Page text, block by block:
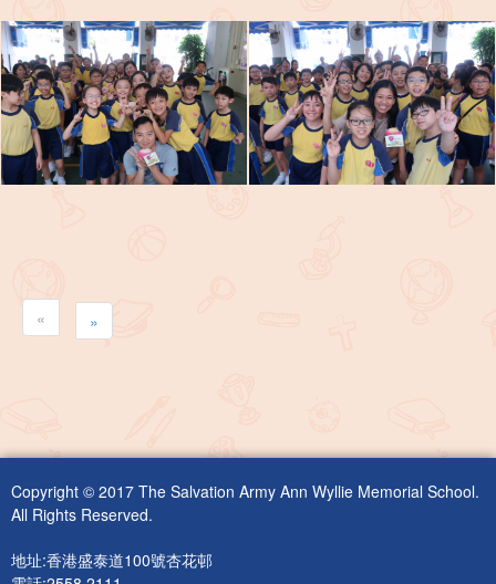
« »
Copyright © 2017 The Salvation Army Ann Wyllie Memorial School.
All Rights Reserved.
地址:香港盛泰道100號杏花邨